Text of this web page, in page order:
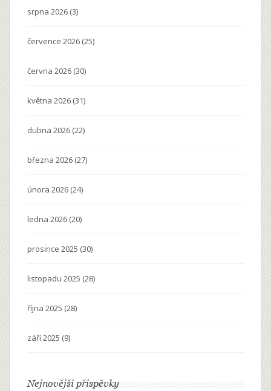
srpna 2026 (3)
července 2026 (25)
června 2026 (30)
května 2026 (31)
dubna 2026 (22)
března 2026 (27)
února 2026 (24)
ledna 2026 (20)
prosince 2025 (30)
listopadu 2025 (28)
října 2025 (28)
září 2025 (9)
Nejnovější příspěvky